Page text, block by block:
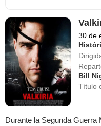
30 de
Bill
Título
Durante la Segunda Guerra